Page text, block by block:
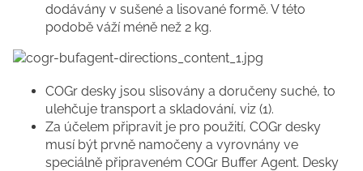
dodávány v sušené a lisované formě. V této
podobě váží méně než 2 kg.
COGr desky jsou slisovány a doručeny suché, to
ulehčuje transport a skladování, viz (1).
Za účelem připravit je pro použití, COGr desky
musí být prvně namočeny a vyrovnány ve
speciálně připraveném COGr Buffer Agent. Desky